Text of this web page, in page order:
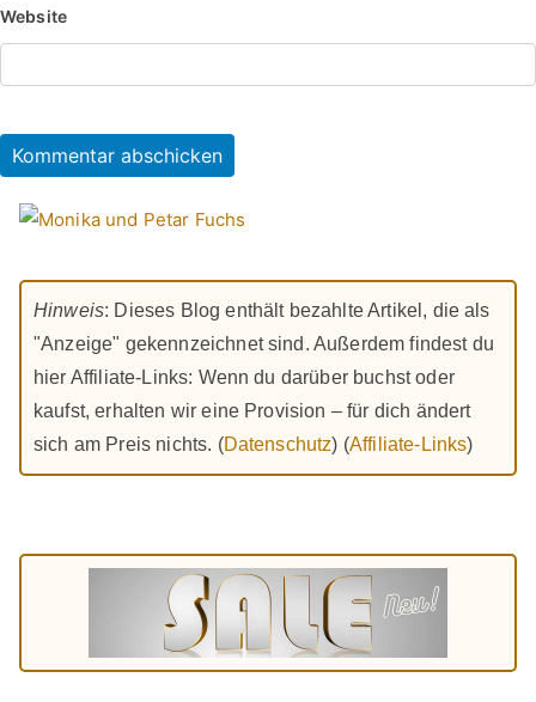
Website
Hinweis: Dieses Blog enthält bezahlte Artikel, die als
"Anzeige" gekennzeichnet sind. Außerdem findest du
hier Affiliate-Links: Wenn du darüber buchst oder
kaufst, erhalten wir eine Provision – für dich ändert
sich am Preis nichts. (Datenschutz) (Affiliate-Links)